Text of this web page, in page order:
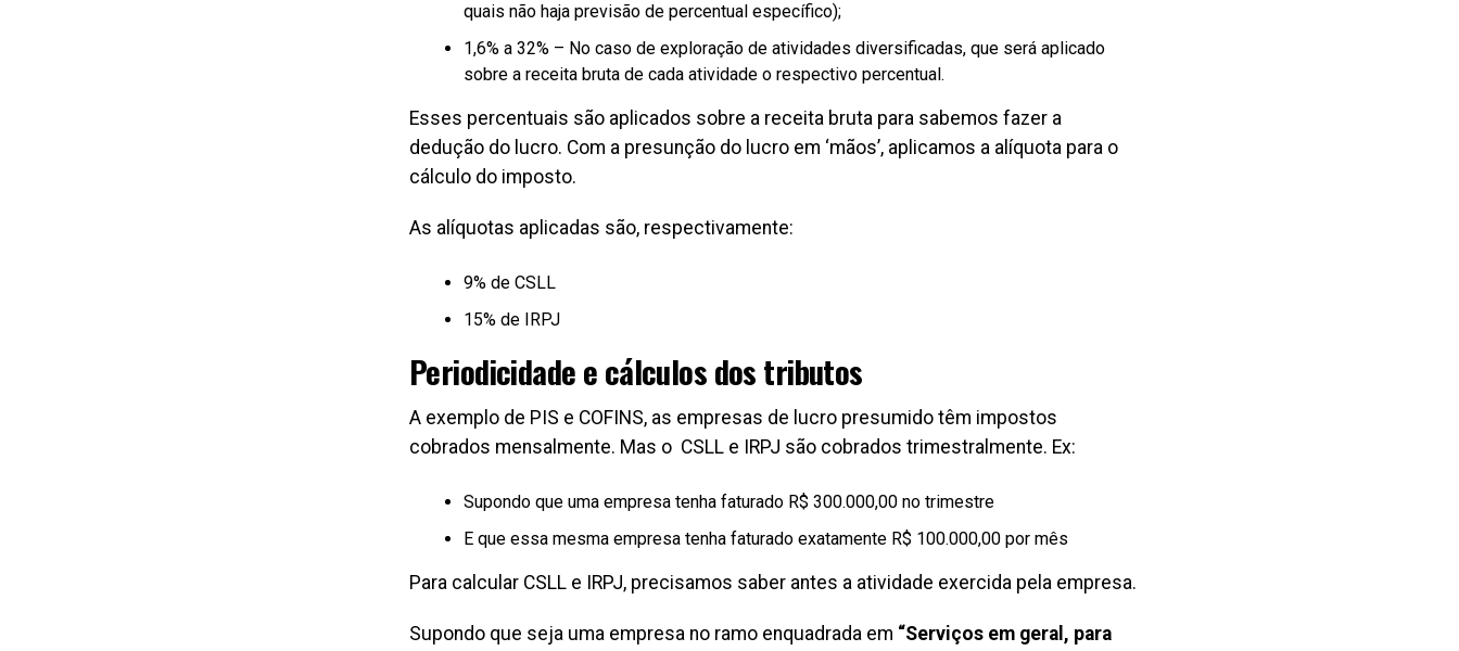
quais não haja previsão de percentual específico);
1,6% a 32% – No caso de exploração de atividades diversificadas, que será aplicado
sobre a receita bruta de cada atividade o respectivo percentual.
Esses percentuais são aplicados sobre a receita bruta para sabemos fazer a
dedução do lucro. Com a presunção do lucro em ‘mãos’, aplicamos a alíquota para o
cálculo do imposto.
As alíquotas aplicadas são, respectivamente:
9% de CSLL
15% de IRPJ
Periodicidade e cálculos dos tributos
A exemplo de PIS e COFINS, as empresas de lucro presumido têm impostos
cobrados mensalmente. Mas o CSLL e IRPJ são cobrados trimestralmente. Ex:
Supondo que uma empresa tenha faturado R$ 300.000,00 no trimestre
E que essa mesma empresa tenha faturado exatamente R$ 100.000,00 por mês
Para calcular CSLL e IRPJ, precisamos saber antes a atividade exercida pela empresa.
Supondo que seja uma empresa no ramo enquadrada em “Serviços em geral, para